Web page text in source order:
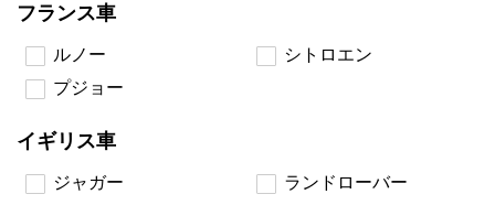
フランス車
ルノー
シトロエン
プジョー
イギリス車
ジャガー ランドローバー